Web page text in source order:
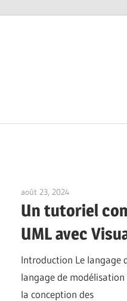
août 23, 2024
Un tutoriel
UML avec
Introduction Le langage
langage de
la conception des